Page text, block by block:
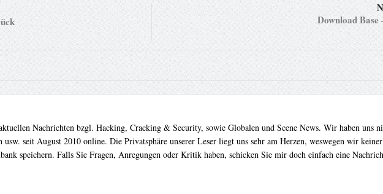
Download
Nachrichten bzgl. Hacking, Cracking & Security, sowie Globalen und Scene News. Wir haben uns
seit August 2010 online. Die Privatsphäre unserer Leser liegt uns sehr am Herzen, weswegen wir
speichern. Falls Sie Fragen, Anregungen oder Kritik haben, schicken Sie mir doch einfach eine